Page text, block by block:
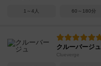
1～4人 60～180分
クルーバージュ
Clueverge